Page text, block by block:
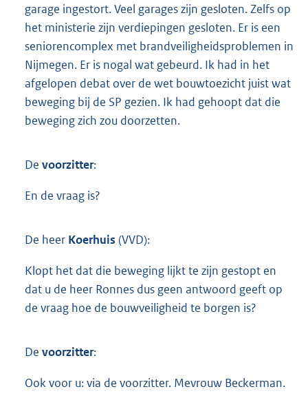
garage ingestort. Veel garages zijn gesloten. Zelfs op
het ministerie zijn verdiepingen gesloten. Er is een
seniorencomplex met brandveiligheidsproblemen in
Nijmegen. Er is nogal wat gebeurd. Ik had in het
afgelopen debat over de wet bouwtoezicht juist wat
beweging bij de SP gezien. Ik had gehoopt dat die
beweging zich zou doorzetten.
De voorzitter:
En de vraag is?
De heer Koerhuis (VVD):
Klopt het dat die beweging lijkt te zijn gestopt en
dat u de heer Ronnes dus geen antwoord geeft op
de vraag hoe de bouwveiligheid te borgen is?
De voorzitter:
Ook voor u: via de voorzitter. Mevrouw Beckerman.